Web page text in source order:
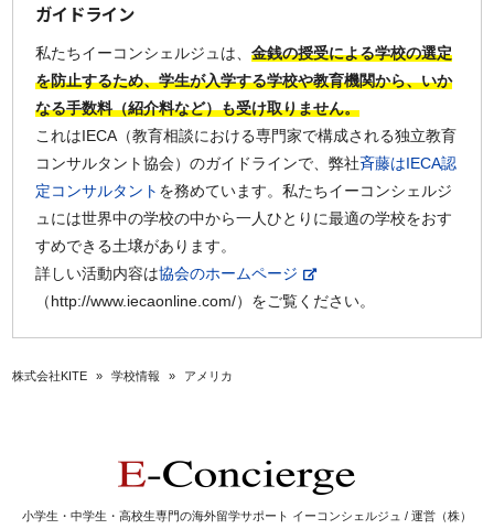
ガイドライン
私たちイーコンシェルジュは、金銭の授受による学校の選定
を防止するため、学生が入学する学校や教育機関から、いか
なる手数料（紹介料など）も受け取りません。
これはIECA（教育相談における専門家で構成される独立教育
コンサルタント協会）のガイドラインで、弊社斉藤はIECA認
定コンサルタント を務めています。私たちイーコンシェルジ
ュには世界中の学校の中から一人ひとりに最適の学校をおす
すめできる土壌があります。
詳しい活動内容は協会のホームページ
（http://www.iecaonline.com/）をご覧ください。
株式会社KITE » 学校情報 » アメリカ
小学生・中学生・高校生専門の海外留学サポート イーコンシェルジュ / 運営（株）